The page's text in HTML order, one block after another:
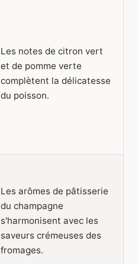
Les notes de citron vert
et de pomme verte
complètent la délicatesse
du poisson.
Les arômes de pâtisserie
du champagne
s'harmonisent avec les
saveurs crémeuses des
fromages.